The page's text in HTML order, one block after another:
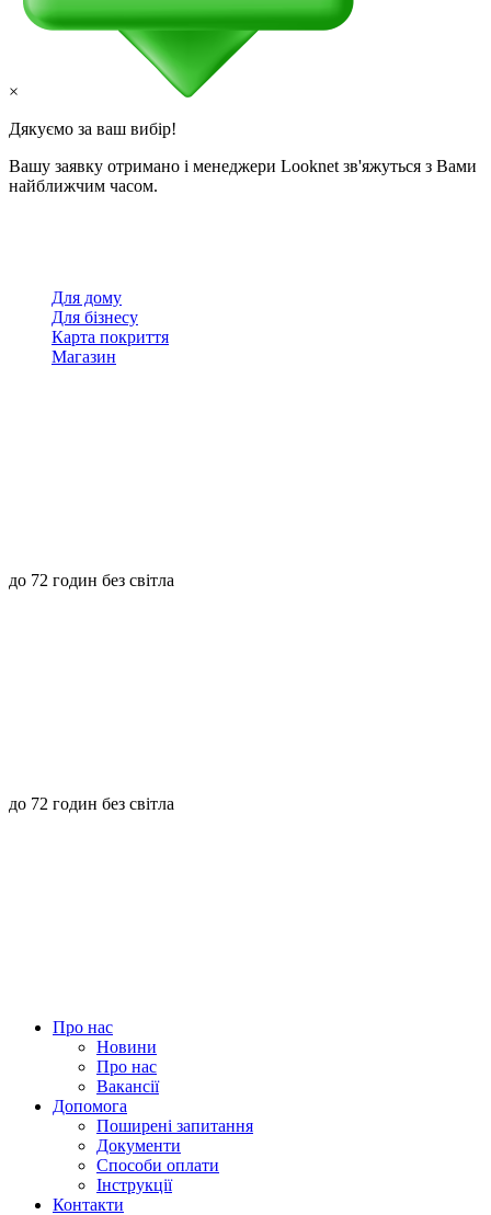
×
Дякуємо за ваш вибір!
Вашу заявку отримано і менеджери Looknet зв'яжуться з Вами
найближчим часом.
Для дому
Для бізнесу
Карта покриття
Магазин
до 72 годин без світла
до 72 годин без світла
Про нас
Новини
Про нас
Вакансії
Допомога
Поширені запитання
Документи
Способи оплати
Інструкції
Контакти